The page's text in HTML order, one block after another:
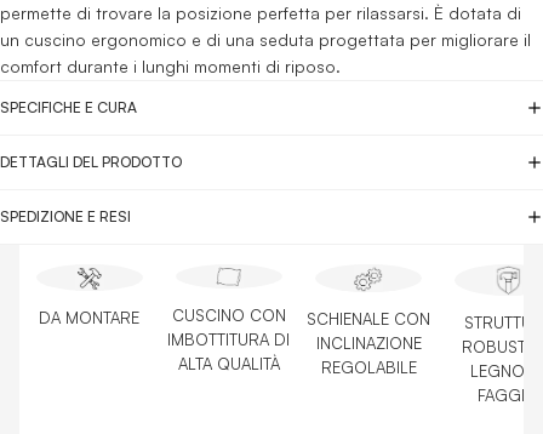
permette di trovare la posizione perfetta per rilassarsi. È dotata di
un cuscino ergonomico e di una seduta progettata per migliorare il
comfort durante i lunghi momenti di riposo.
SPECIFICHE E CURA
DETTAGLI DEL PRODOTTO
SPEDIZIONE E RESI
DA MONTARE
CUSCINO CON
IMBOTTITURA DI
ALTA QUALITÀ
SCHIENALE CON
INCLINAZIONE
REGOLABILE
ROBUSTA
LEGNO
FAGGIO